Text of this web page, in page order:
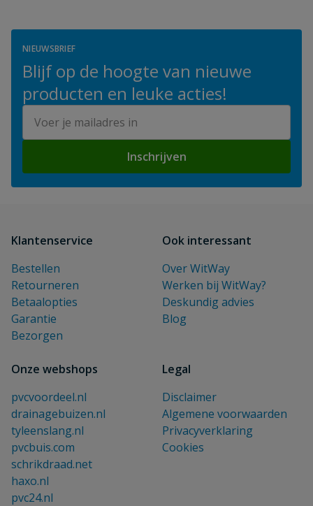
NIEUWSBRIEF
Blijf op de hoogte van nieuwe
producten en leuke acties!
Inschrijven
Klantenservice
Bestellen
Retourneren
Betaalopties
Garantie
Bezorgen
Ook interessant
Over WitWay
Werken bij WitWay?
Deskundig advies
Blog
Onze webshops
pvcvoordeel.nl
drainagebuizen.nl
tyleenslang.nl
pvcbuis.com
schrikdraad.net
haxo.nl
pvc24.nl
Legal
Disclaimer
Algemene voorwaarden
Privacyverklaring
Cookies